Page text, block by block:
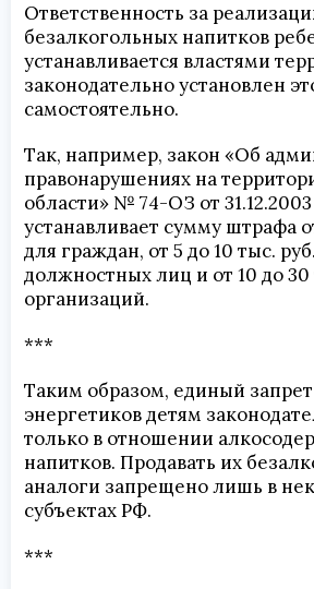
Ответственность за
безалкогольных напитков
устанавливается властями
законодательно установлен
самостоятельно.
Так, например, закон «Об
правонарушениях на
области» № 74-ОЗ от 31.12.2003
устанавливает сумму штрафа
для граждан, от 5 до 10 тыс.
должностных лиц и от 10 до 30
организаций.
***
Таким образом, единый
энергетиков детям
только в отношении
напитков. Продавать их
аналоги запрещено лишь в
субъектах РФ.
***